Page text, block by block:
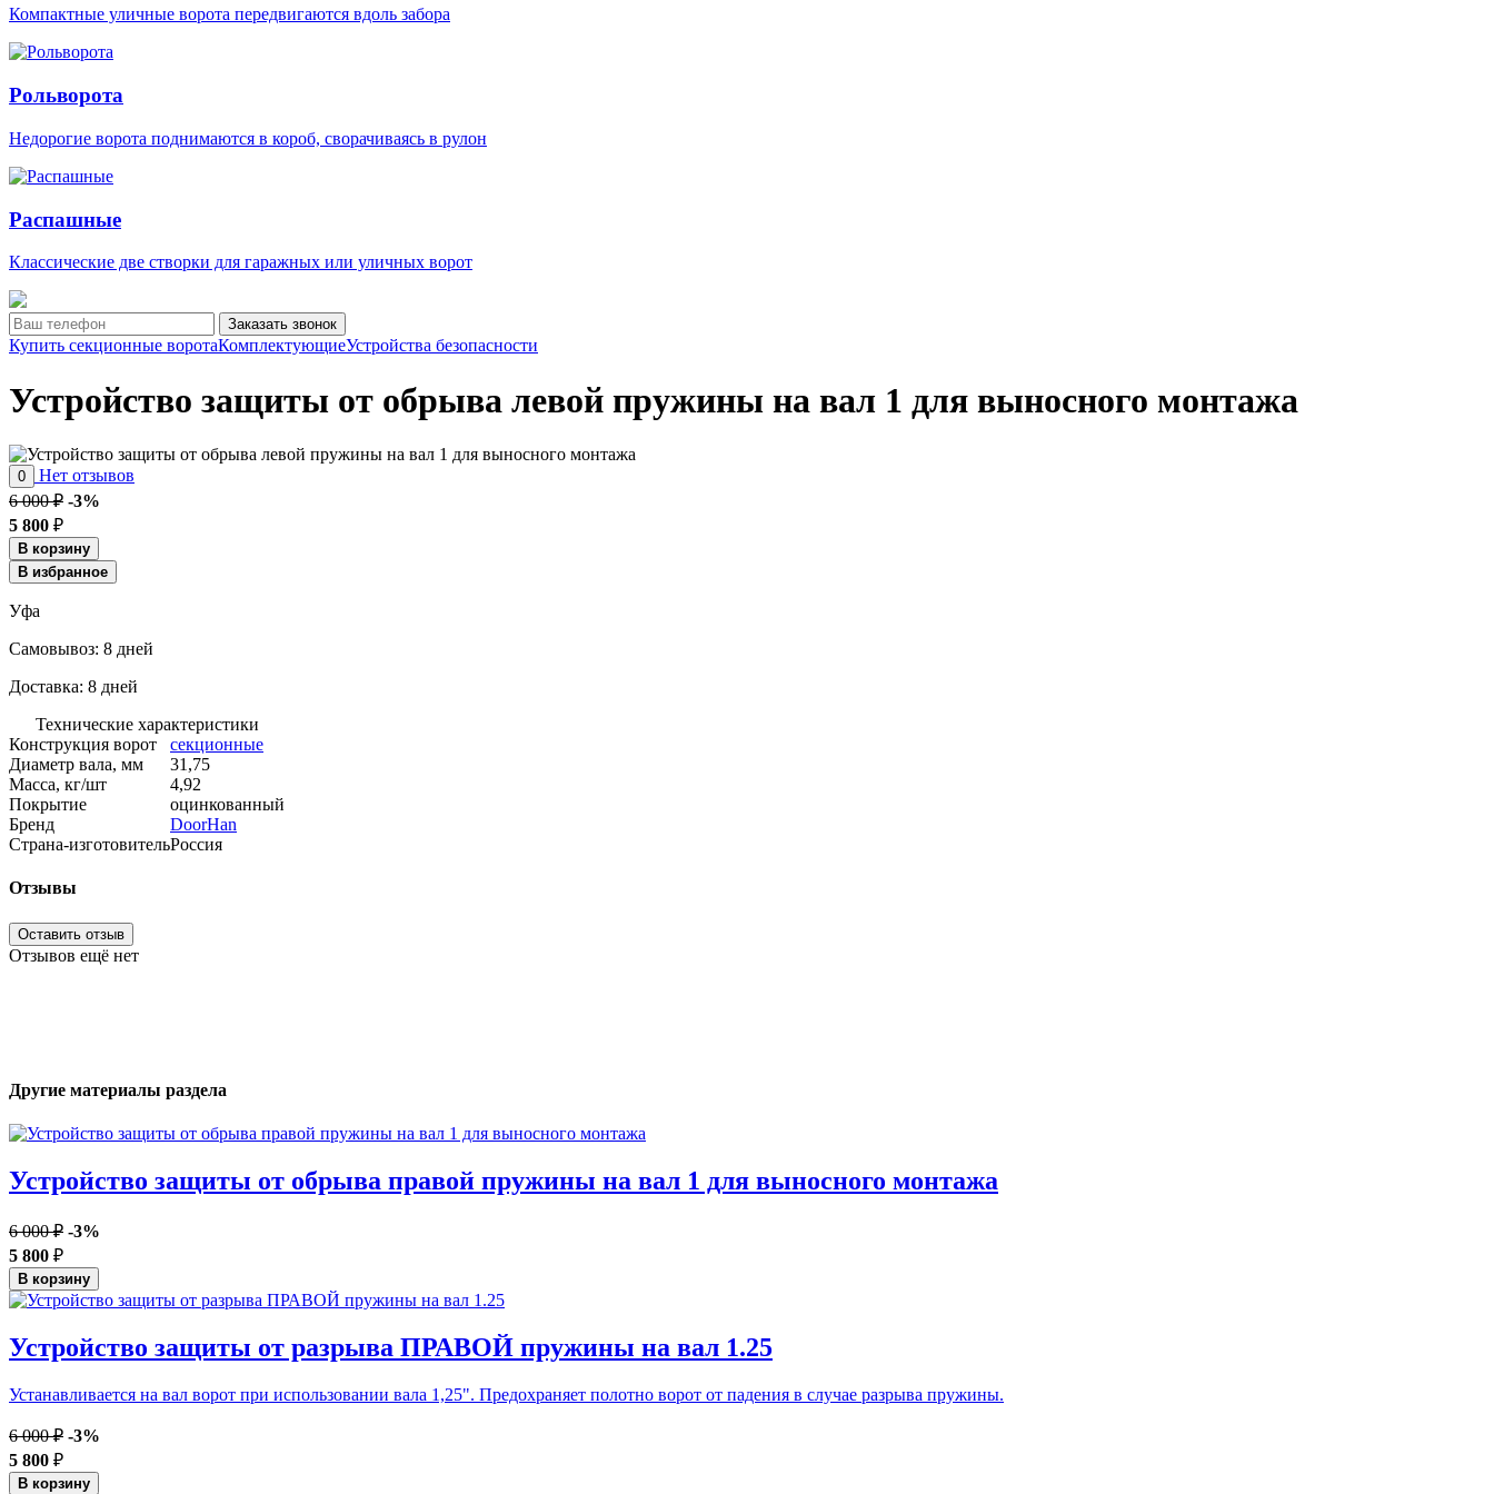
Компактные уличные ворота передвигаются вдоль забора
Рольворота
Недорогие ворота поднимаются в короб, сворачиваясь в рулон
Распашные
Классические две створки для гаражных или уличных ворот
Заказать звонок
Купить секционные воротаКомплектующиеУстройства безопасности
Устройство защиты от обрыва левой пружины на вал 1 для выносного монтажа
0
Нет отзывов
6 000 ₽ -3%
5 800 ₽
В корзину
В избранное
Уфа
Cамовывоз: 8 дней
Доставка: 8 дней
Технические характеристики
Конструкция ворот
секционные
Диаметр вала, мм
31,75
Масса, кг/шт
4,92
Покрытие
оцинкованный
Бренд
DoorHan
Страна-изготовительРоссия
Отзывы
Оставить отзыв
Отзывов ещё нет
Другие материалы раздела
Устройство защиты от обрыва правой пружины на вал 1 для выносного монтажа
6 000 ₽ -3%
5 800 ₽
В корзину
Устройство защиты от разрыва ПРАВОЙ пружины на вал 1.25
Устанавливается на вал ворот при использовании вала 1,25". Предохраняет полотно ворот от падения в случае разрыва пружины.
6 000 ₽ -3%
5 800 ₽
В корзину